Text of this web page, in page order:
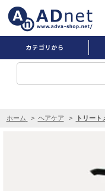
ホーム > ヘアケア > トリー